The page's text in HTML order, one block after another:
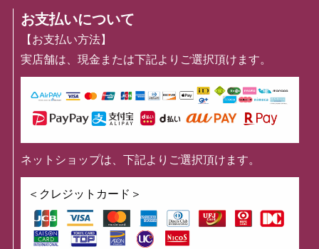
お支払いについて
【お支払い方法】
実店舗は、現金または下記よりご選択頂けます。
ネットショップは、下記よりご選択頂けます。
＜クレジットカード＞